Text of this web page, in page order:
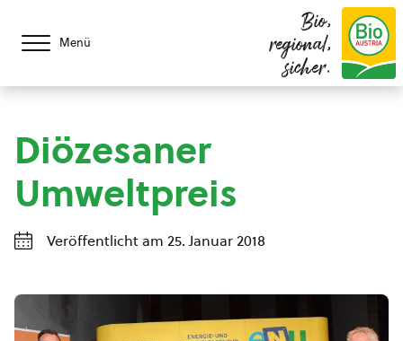
Menü
Bio,
regional,
sicher.
Diözesaner
Umweltpreis
Veröffentlicht am 25. Januar 2018